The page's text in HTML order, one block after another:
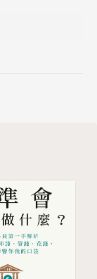
好煎熬？
交——
是「忽視
場發揮更
詳細，身
涯瓶頸的專